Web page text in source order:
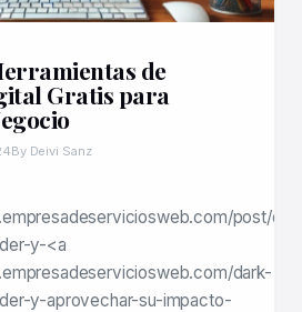
de
Gratis para
By Deivi Sanz
post/
y-<a
dark-
y-aprovechar-su-impacto-